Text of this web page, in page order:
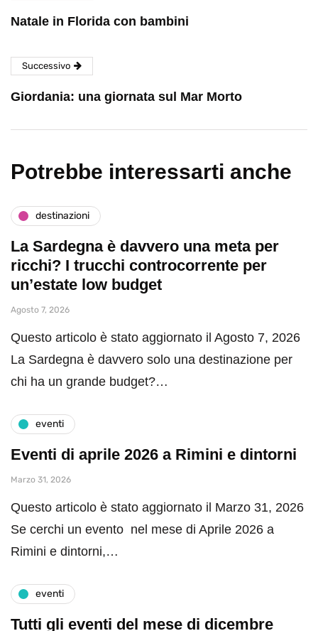
Natale in Florida con bambini
Successivo
Giordania: una giornata sul Mar Morto
Potrebbe interessarti anche
destinazioni
La Sardegna è davvero una meta per
ricchi? I trucchi controcorrente per
un’estate low budget
Agosto 7, 2026
Questo articolo è stato aggiornato il Agosto 7, 2026
La Sardegna è davvero solo una destinazione per
chi ha un grande budget?…
eventi
Eventi di aprile 2026 a Rimini e dintorni
Marzo 31, 2026
Questo articolo è stato aggiornato il Marzo 31, 2026
Se cerchi un evento nel mese di Aprile 2026 a
Rimini e dintorni,…
eventi
Tutti gli eventi del mese di dicembre